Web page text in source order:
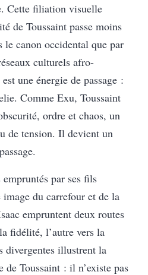
Cette filiation visuelle
de Toussaint passe moins
canon occidental que par
culturels afro-
une énergie de passage :
Comme Exu, Toussaint
ordre et chaos, un
de tension. Il devient un
par ses fils
du carrefour et de la
empruntent deux routes
fidélité, l’autre vers la
divergentes illustrent la
de Toussaint : il n’existe pas